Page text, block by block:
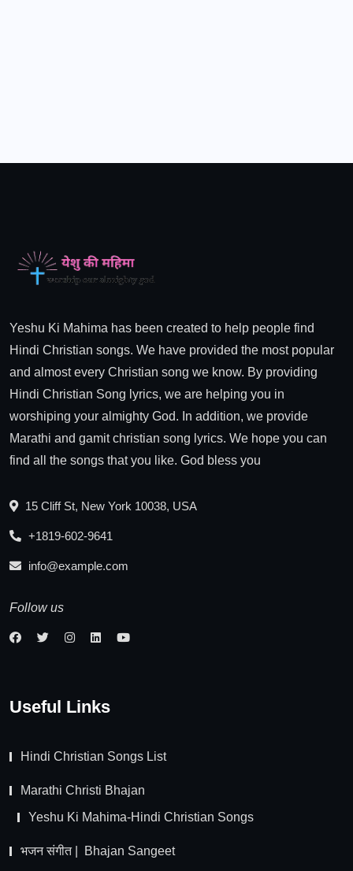
Yeshu Ki Mahima has been created to help people find
Hindi Christian songs. We have provided the most popular
and almost every Christian song we know. By providing
Hindi Christian Song lyrics, we are helping you in
worshiping your almighty God. In addition, we provide
Marathi and gamit christian song lyrics. We hope you can
find all the songs that you like. God bless you
15 Cliff St, New York 10038, USA
+1819-602-9641
info@example.com
Follow us
Useful Links
Hindi Christian Songs List
Marathi Christi Bhajan
Yeshu Ki Mahima-Hindi Christian Songs
भजन संगीत | Bhajan Sangeet